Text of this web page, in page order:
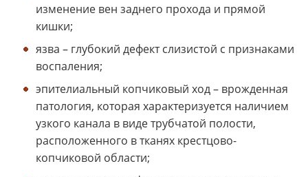
изменение вен заднего прохода и прямой
кишки;
язва – глубокий дефект слизистой с признаками
воспаления;
эпителиальный копчиковый ход – врожденная
патология, которая характеризуется наличием
узкого канала в виде трубчатой полости,
расположенного в тканях крестцово-
копчиковой области;